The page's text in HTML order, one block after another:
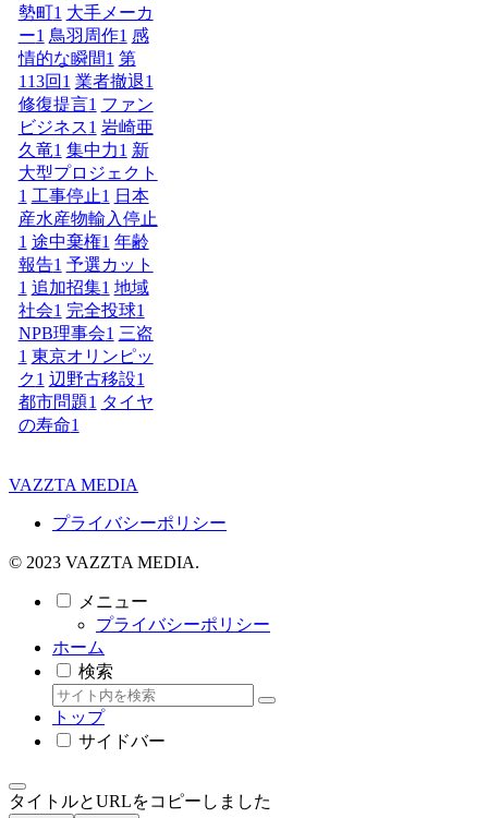
勢町1 大手メーカ
ー1 鳥羽周作1 感
情的な瞬間1 第
113回 1 業者撤退1
修復提言1 ファン
ビジネス1 岩崎亜
久竜1 集中力1 新
大型プロジェクト
1 工事停止1 日本
産水産物輸入停止
1 途中棄権1 年齢
報告1 予選カット
1 追加招集1 地域
社会1 完全投球1
NPB理事会1 三盗
1 東京オリンピッ
ク1 辺野古移設1
都市問題1 タイヤ
の寿命1
VAZZTA MEDIA
プライバシーポリシー
© 2023 VAZZTA MEDIA.
メニュー
プライバシーポリシー
ホーム
検索
トップ
サイドバー
タイトルとURLをコピーしました